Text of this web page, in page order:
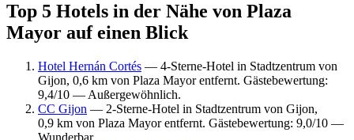
Top 5 Hotels in der Nähe von Plaza
Mayor auf einen Blick
Hotel Hernán Cortés — 4-Sterne-Hotel in Stadtzentrum von
Gijon, 0,6 km von Plaza Mayor entfernt. Gästebewertung:
9,4/10 — Außergewöhnlich.
CC Gijon — 2-Sterne-Hotel in Stadtzentrum von Gijon,
0,9 km von Plaza Mayor entfernt. Gästebewertung: 9,0/10 —
Wunderbar.